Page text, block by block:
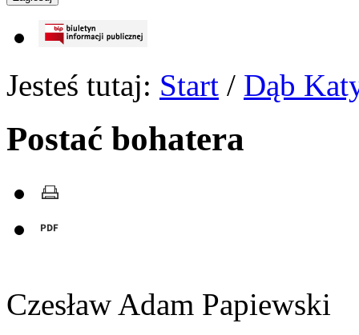
Jesteś tutaj: Start / Dąb
Postać bohatera
Czesław Adam Papiewski